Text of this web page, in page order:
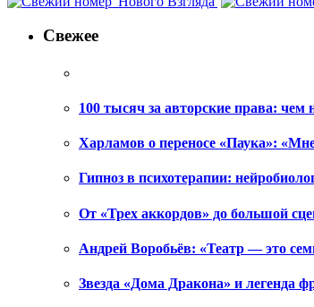
Свежее
100 тысяч за авторские права: чем
Харламов о переносе «Паука»:
Гипноз в психотерапии:
От «Трех аккордов» до большой
Андрей Воробьёв: «Театр — это
Звезда «Дома Дракона» и легенда